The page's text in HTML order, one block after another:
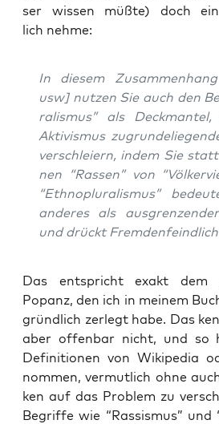
ser wis­sen müß­te) doch
lich nehme:
In die­sem
usw] nut­zen Sie auch den
ra­lis­mus” als
Akti­vis­mus
ver­schlei­ern, indem Sie
nen “Ras­sen” von
“Eth­no­plu­ra­lis­mus”
ande­res als
und drückt
Das ent­spricht exakt dem
Popanz, den ich in mei­nem
gründ­lich zer­legt habe. Das
aber offen­bar nicht, und so
Defi­ni­tio­nen von Wiki­pe­dia
nom­men, ver­mut­lich ohne
ken auf das Pro­blem zu
Begrif­fe wie “Ras­sis­mus”